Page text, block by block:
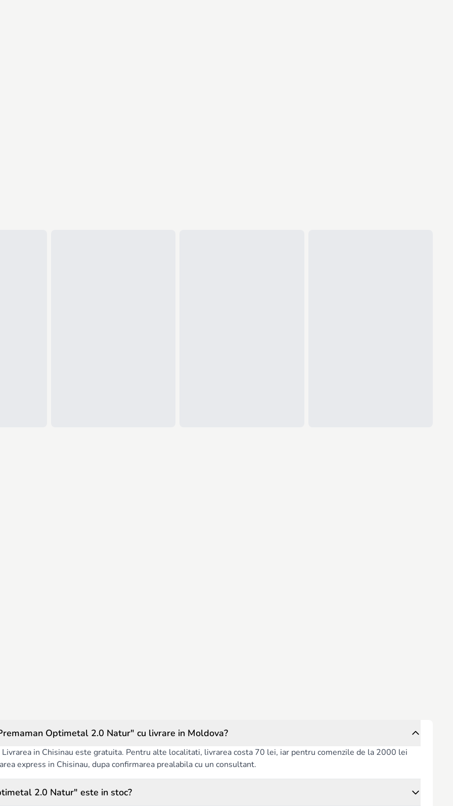
Optimetal 2.0 Natur" cu livrare in Moldova?
in Chisinau este gratuita. Pentru alte localitati, livrarea costa 70 lei, iar pentru comenzile de la 2000 lei
express in Chisinau, dupa confirmarea prealabila cu un consultant.
2.0 Natur" este in stoc?